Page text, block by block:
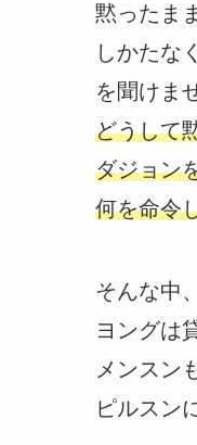
黙ったま
しかたな
を聞けま
どうして
ダジョン
何を命令
そんな中
ヨングは
メンスン
ピルスン